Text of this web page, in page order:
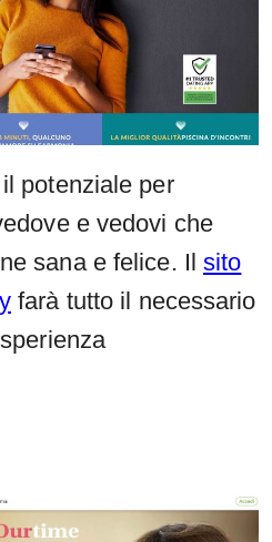
potenziale per
e vedovi che
sana e felice. Ilsito
farà tutto il necessario